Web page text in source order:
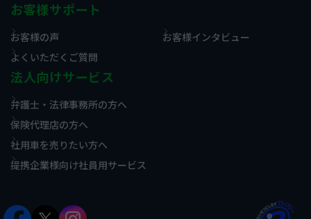
お客様サポート
お客様の声
お客様インタビュー
よくいただくご質問
法人向けサービス
弁護士・法律事務所の方へ
保険代理店の方へ
社用車を売りたい方へ
提携企業様向け社員用サービス